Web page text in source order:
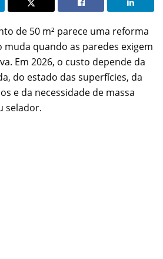
de 50 m² parece uma reforma
muda quando as paredes exigem
Em 2026, o custo depende da
do estado das superfícies, da
e da necessidade de massa
selador.